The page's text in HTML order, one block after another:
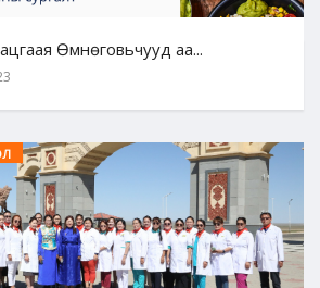
Өмнөговьчууд аа...